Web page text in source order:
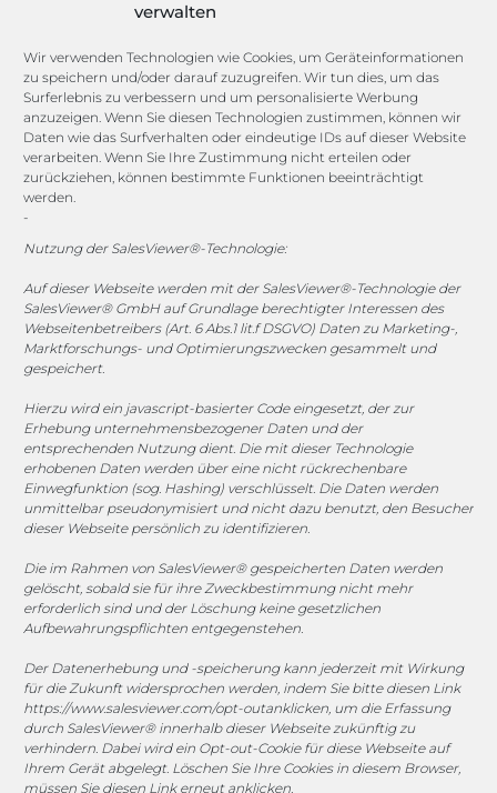
verwalten
Wir verwenden Technologien wie Cookies, um Geräteinformationen
zu speichern und/oder darauf zuzugreifen. Wir tun dies, um das
Surferlebnis zu verbessern und um personalisierte Werbung
anzuzeigen. Wenn Sie diesen Technologien zustimmen, können wir
Daten wie das Surfverhalten oder eindeutige IDs auf dieser Website
verarbeiten. Wenn Sie Ihre Zustimmung nicht erteilen oder
zurückziehen, können bestimmte Funktionen beeinträchtigt
werden.
-
Nutzung der SalesViewer®-Technologie:
Auf dieser Webseite werden mit der SalesViewer®-Technologie der
SalesViewer® GmbH auf Grundlage berechtigter Interessen des
Webseitenbetreibers (Art. 6 Abs.1 lit.f DSGVO) Daten zu Marketing-,
Marktforschungs- und Optimierungszwecken gesammelt und
gespeichert.
Hierzu wird ein javascript-basierter Code eingesetzt, der zur
Erhebung unternehmensbezogener Daten und der
entsprechenden Nutzung dient. Die mit dieser Technologie
erhobenen Daten werden über eine nicht rückrechenbare
Einwegfunktion (sog. Hashing) verschlüsselt. Die Daten werden
unmittelbar pseudonymisiert und nicht dazu benutzt, den Besucher
dieser Webseite persönlich zu identifizieren.
Die im Rahmen von SalesViewer® gespeicherten Daten werden
gelöscht, sobald sie für ihre Zweckbestimmung nicht mehr
erforderlich sind und der Löschung keine gesetzlichen
Aufbewahrungspflichten entgegenstehen.
Der Datenerhebung und -speicherung kann jederzeit mit Wirkung
für die Zukunft widersprochen werden, indem Sie bitte diesen Link
https://www.salesviewer.com/opt-outanklicken, um die Erfassung
durch SalesViewer® innerhalb dieser Webseite zukünftig zu
verhindern. Dabei wird ein Opt-out-Cookie für diese Webseite auf
Ihrem Gerät abgelegt. Löschen Sie Ihre Cookies in diesem Browser,
müssen Sie diesen Link erneut anklicken.
Channels
vertrieb@megasoft.de
+49 2173 265 06 0
Mo. - Do. 08:00 - 17:00 Uhr
Fr. 08:00 - 15:00 Uhr
Sponsoring
1. FC Monheim
COOKIE-RICHTLINIE (EU)
© 2025 MEGASOFT® IT GmbH & Co. KG |
MEGASOFT® IT übernimmt keinerlei Gewähr für die
Aktualität, Richtigkeit und Vollständigkeit der
Haftungsansprüche gegen den Autor, welche sich auf
Schäden materieller oder ideeller Art beziehen, die durch
die Nutzung oder Nichtnutzung der dargebotenen
Informationen bzw. durch die Nutzung fehlerhafter und
unvollständiger Informationen verursacht wurden, sind